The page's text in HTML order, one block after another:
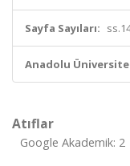
Sayfa Sayıları:
Anadolu
Atıflar
Google Akademik: 2